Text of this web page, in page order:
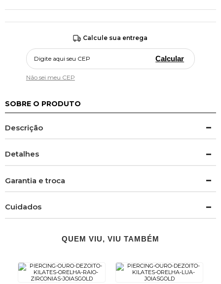
Calcule sua entrega
Calcular
Não sei meu CEP
SOBRE O PRODUTO
Descrição
Detalhes
Garantia e troca
Cuidados
QUEM VIU, VIU TAMBÉM
OFERTAS